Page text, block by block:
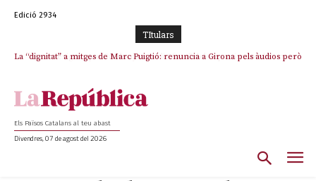
Edició 2934
TItulars
La “dignitat” a mitges de Marc Puigtió: renuncia a Girona pels àudios però
Junts exigeix que Catalunya quedi “fora” del repartiment dels menors
Els Països Catalans al teu abast
Divendres, 07 de agost del 2026